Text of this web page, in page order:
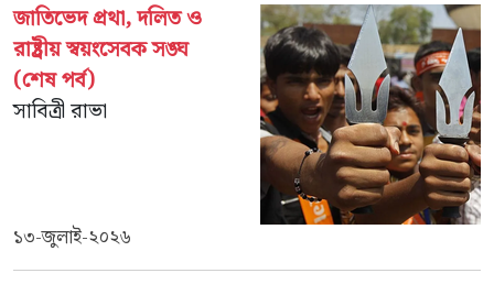
জাতিভেদ প্রথা, দলিত ও
রাষ্ট্রীয় স্বয়ংসেবক সঙ্ঘ
(শেষ পর্ব)
সাবিত্রী রাভা
১৩-জুলাই-২০২৬